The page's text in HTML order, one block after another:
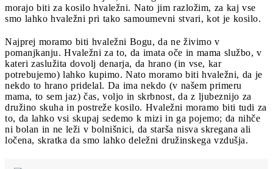
morajo biti za kosilo hvaležni. Nato jim razložim, za kaj vse
smo lahko hvaležni pri tako samoumevni stvari, kot je kosilo.
Najprej moramo biti hvaležni Bogu, da ne živimo v
pomanjkanju. Hvaležni za to, da imata oče in mama službo, v
kateri zaslužita dovolj denarja, da hrano (in vse, kar
potrebujemo) lahko kupimo. Nato moramo biti hvaležni, da je
nekdo to hrano pridelal. Da ima nekdo (v našem primeru
mama, to sem jaz) čas, voljo in skrbnost, da z ljubeznijo za
družino skuha in postreže kosilo. Hvaležni moramo biti tudi za
to, da lahko vsi skupaj sedemo k mizi in ga pojemo; da nihče
ni bolan in ne leži v bolnišnici, da starša nisva skregana ali
ločena, skratka da smo lahko deležni družinskega vzdušja.